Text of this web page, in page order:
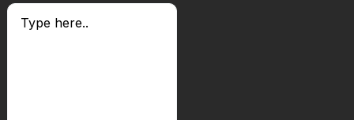
Type
here..